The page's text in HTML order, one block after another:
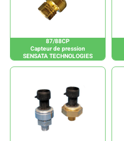
87/88CP
Capteur de pression
SENSATA TECHNOLOGIES